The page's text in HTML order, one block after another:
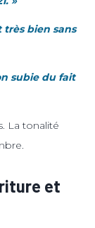
très bien sans
subie du fait
La tonalité
et